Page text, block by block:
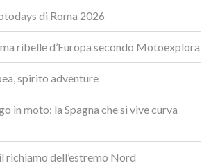
di Roma 2026
ribelle d’Europa secondo Motoexplora
spirito adventure
in moto: la Spagna che si vive curva
richiamo dell’estremo Nord